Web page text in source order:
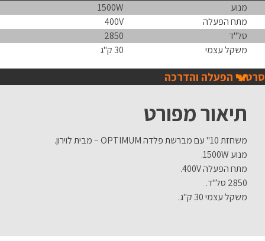
מנוע
1500W
מתח הפעלה
400V
סל"ד
2850
משקל עצמי
30 ק"ג
סרטוני הפעלה והדרכה
תיאור מפורט
משחזת 10" עם מברשת פלדה OPTIMUM – מבית לוירון.
מנוע 1500W.
מתח הפעלה 400V.
2850 סל"ד.
משקל עצמי 30 ק"ג.